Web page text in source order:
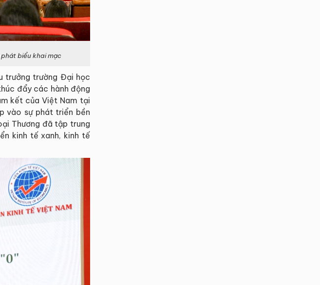
phát biểu khai mạc
trưởng trường Đại học
đẩy các hành động
kết của Việt Nam tại
vào sự phát triển bền
Thương đã tập trung
kinh tế xanh, kinh tế